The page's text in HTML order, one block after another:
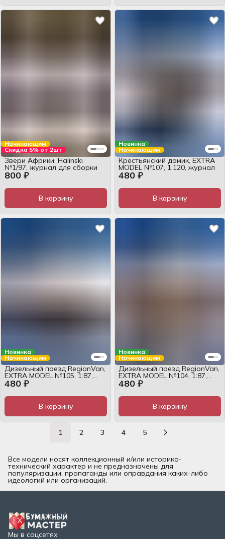
Начинающим
Скидка 5% от 2шт
800 ₽
Звери Африки, Halinski
№1/97, журнал для сборки
В корзину
Новинка
Начинающим
480 ₽
Крестьянский домик, EXTRA
MODEL №107, 1:120, журнал
В корзину
Новинка
Начинающим
480 ₽
Дизельный поезд RegionVan,
EXTRA MODEL №105, 1:87,
журнал
В корзину
Новинка
Начинающим
480 ₽
Дизельный поезд RegionVan,
EXTRA MODEL №104, 1:87,
журнал
В корзину
1 2 3 4 5
Все модели носят коллекционный и/или историко-
технический характер и не предназначены для
популяризации, пропаганды или оправдания каких-либо
идеологий или организаций.
Мы в соцсетях